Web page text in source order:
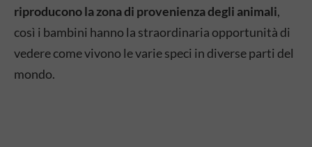
riproducono la zona di provenienza degli animali,
così i bambini hanno la straordinaria opportunità di
vedere come vivono le varie speci in diverse parti del
mondo.